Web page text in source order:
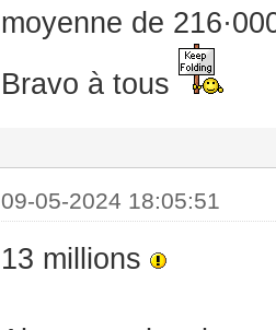
moyenne de
Bravo à tous
09-05-2024 18:05:51
13 millions